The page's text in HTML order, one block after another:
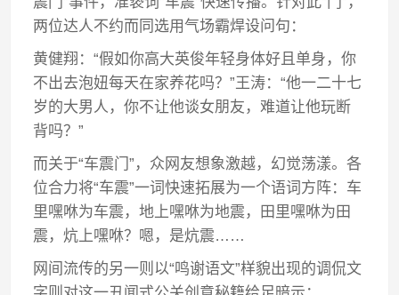
两位达人不约而同选用气场霸焊设问句：
黄健翔：“假如你高大英俊年轻身体好且单身，你
不出去泡妞每天在家养花吗？”王涛：“他一二十七
岁的大男人，你不让他谈女朋友，难道让他玩断
背吗？”
而关于“车震门”，众网友想象激越，幻觉荡漾。各
位合力将“车震”一词快速拓展为一个语词方阵：车
里嘿咻为车震，地上嘿咻为地震，田里嘿咻为田
震，炕上嘿咻？嗯，是炕震……
网间流传的另一则以“鸣谢语文”样貌出现的调侃文